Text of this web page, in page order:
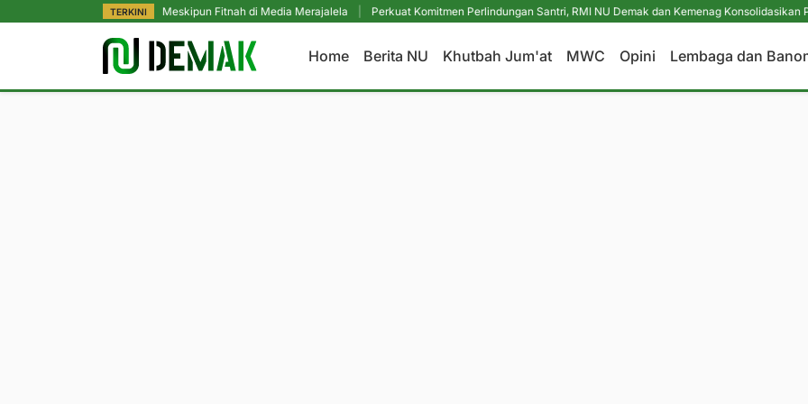
TERKINI
Pendidikan Utama, Meskipun Fitnah di Media Merajalela | Perkuat Komitmen Perlindungan Santri, RMI NU Demak dan Kemenag Konsolidasikan Pengasuh
Home Berita NU Khutbah Jum'at MWC Opini Lembaga dan